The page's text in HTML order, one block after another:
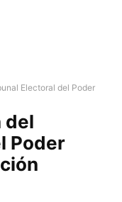
Electoral del Poder
del
Poder